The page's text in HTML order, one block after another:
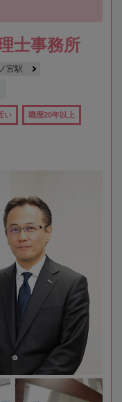
士事務所
宮駅
い 職歴20年以上